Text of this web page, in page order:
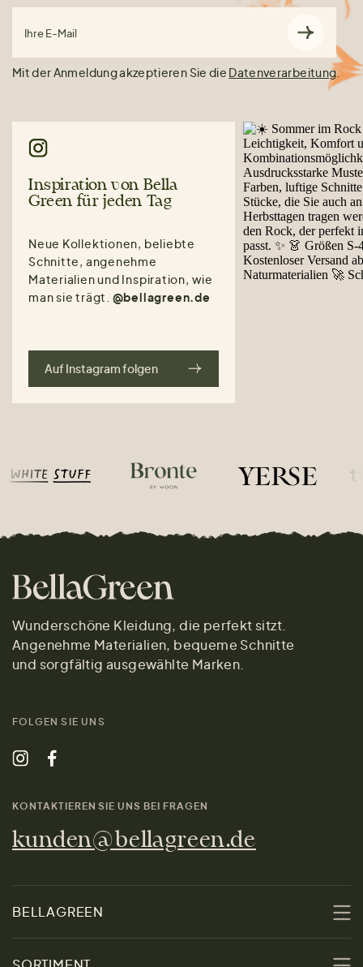
Ihre E-Mail
Mit der Anmeldung akzeptieren Sie die Datenverarbeitung.
Inspiration von Bella
Green für jeden Tag
Neue Kollektionen, beliebte
Schnitte, angenehme
Materialien und Inspiration, wie
man sie trägt. @bellagreen.de
Auf Instagram folgen
Wunderschöne Kleidung, die perfekt sitzt.
Angenehme Materialien, bequeme Schnitte
und sorgfältig ausgewählte Marken.
FOLGEN SIE UNS
KONTAKTIEREN SIE UNS BEI FRAGEN
kunden@bellagreen.de
BELLAGREEN
Über uns